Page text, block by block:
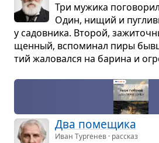
Три мужика
Один, нищий и
у садов­ника. Вто­рой,
щен­ный, вспо­ми­нал пиры
тий жало­вался на барина и
Два поме­щика
Иван Тургенев · рассказ